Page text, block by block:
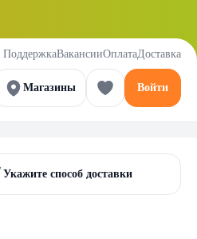
ПоддержкаВакансииОплатаДоставка
Магазины Войти
Укажите способ доставки